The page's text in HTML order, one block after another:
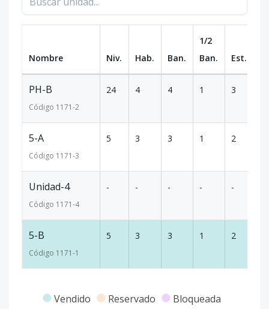
Nombre Niv. Hab. Ban.
1/2
Ban.
Est.
PH-B
Código 1171-2
24 4 4 1 3
5-A
Código 1171-3
5 3 3 1 2
Unidad-4
Código 1171-4
- - - - -
5-B
Código 1171-1
5 3 3 1 2
Vendido Reservado Bloqueada